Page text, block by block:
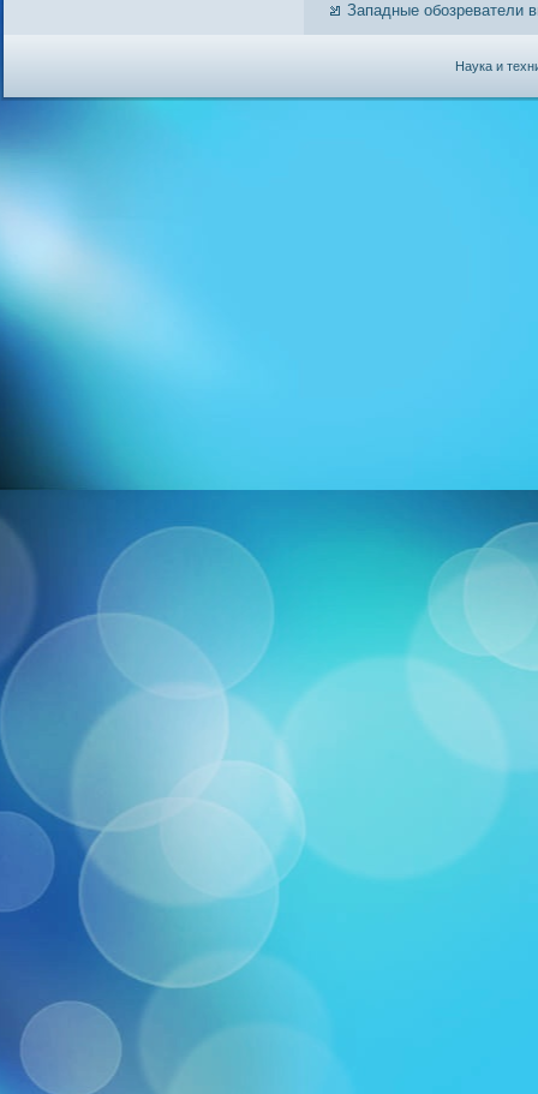
Западные обозреватели
Наука и